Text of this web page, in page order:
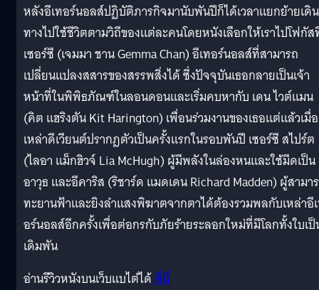
หลังอีเทอร์นอลส์ปฏิบัติภารกิจมานับพันปีก็ได้เวลาแยกย้ายเดิน
ทางไปใช้ชีวิตตามวิถีของแต่ละคนโดยหนังเลือกให้เราไปโฟกั
เซอร์ซี (เจมมา ชาน Gemma Chan) อีเทอร์นอลส์ที่สามารถ
เปลี่ยนแปลงสสารของสรรพสิ่งได้ ซึ่งปัจจุบันเธอกลายเป็นเจ้า
หน้าที่ในพิพิธภัณฑ์ในลอนดอนและเริ่มคบหากับ เดน ไวต์แมน
(คิต แฮริงตัน Kit Harington) เพื่อนร่วมงานของเธอแต่แล้วเมื่อ
เหล่าดีเวียนต์ปรากฎตัวเป็นครั้งแรกในรอบพันปี เซอร์ซี สไปร์ต
(ไลอา แม็กฮิวจ์ Lia McHugh) ผู้มีพลังในล่องหนและใช้มีดเป็น
อาวุธ และอีคาริส (ริชาร์ด แมดเดน Richard Madden) ผู้สามา
ทะยานฟ้าและยิงลำแสงพิฆาตจากตาได้ต้องรวมพลกับเหล่าอี
อร์นอลส์อีกครั้งเพื่อต่อกรกับภัยร้ายระลอกใหม่ที่มีโลกทั้งใบเ
เดิมพัน
อ่านรีวิวหนังบนเว็บแบไต๋ได้ที่นี่